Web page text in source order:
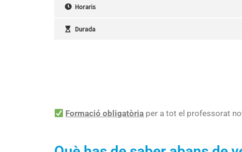
Horaris
Durada
Formació obligatòria per a tot el professorat